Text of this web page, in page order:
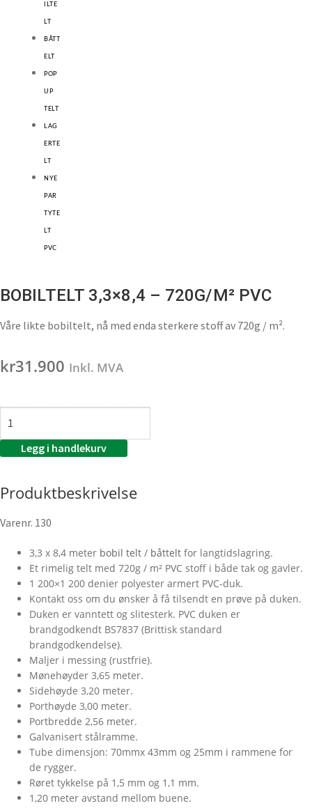
ILTE
LT
BÅTT
ELT
POP
UP
TELT
LAG
ERTE
LT
NYE
PAR
TYTE
LT
PVC
BOBILTELT 3,3×8,4 – 720G/M² PVC
Våre likte bobiltelt, nå med enda sterkere stoff av 720g / m².
kr31.900 Inkl. MVA
Legg i handlekurv
Produktbeskrivelse
Varenr. 130
3,3 x 8,4 meter bobil telt / båttelt for langtidslagring.
Et rimelig telt med 720g / m² PVC stoff i både tak og gavler.
1 200×1 200 denier polyester armert PVC-duk.
Kontakt oss om du ønsker å få tilsendt en prøve på duken.
Duken er vanntett og slitesterk. PVC duken er
brandgodkendt BS7837 (Brittisk standard
brandgodkendelse).
Maljer i messing (rustfrie).
Mønehøyder 3,65 meter.
Sidehøyde 3,20 meter.
Porthøyde 3,00 meter.
Portbredde 2,56 meter.
Galvanisert stålramme.
Tube dimensjon: 70mmx 43mm og 25mm i rammene for
de rygger.
Røret tykkelse på 1,5 mm og 1,1 mm.
1,20 meter avstand mellom buene.